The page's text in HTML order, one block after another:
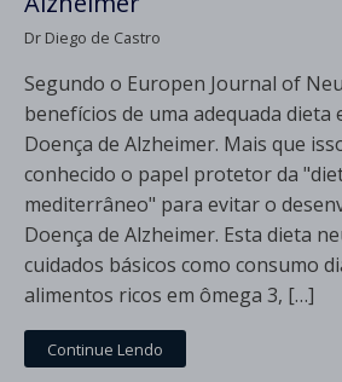
Dr Diego de Castro
Segundo o Europen Journal of
benefícios de uma adequada dieta
Doença de Alzheimer. Mais que
conhecido o papel protetor da
mediterrâneo" para evitar o
Doença de Alzheimer. Esta dieta
cuidados básicos como consumo
alimentos ricos em ômega 3, […]
Continue Lendo